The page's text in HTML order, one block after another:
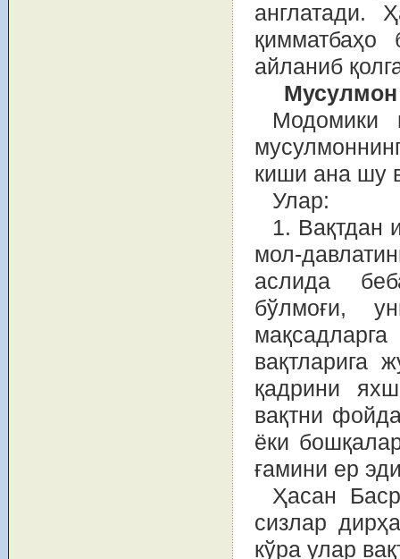
англатади.
қимматбаҳо
айланиб
Мусулмон
Модомики
киши ана шу
Улар:
1. Вақтдан
мол-
аслида
бўлмоғи,
вақтларига
қадрини
вақтни
ёки
ғамини ер
Ҳасан
сизлар
кўра улар